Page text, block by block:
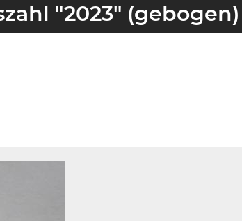
"2023" (gebogen)